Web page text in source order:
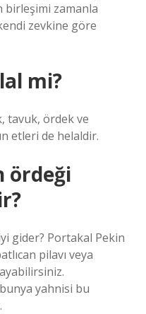
birleşimi zamanla
zevkine göre
mi?
tavuk, ördek ve
etleri de helaldir.
ördeği
gider? Portakal Pekin
pilavı veya
yahnisi bu